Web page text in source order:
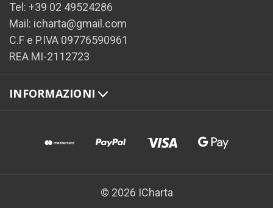
Tel: +39 02 49524286
Mail: icharta@gmail.com
C.F e P.IVA 09776590961
REA MI-2112723
INFORMAZIONI
© 2026 ICharta